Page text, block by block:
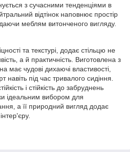
з сучасними тенденціями в
відтінок наповнює простір
меблям витонченого вигляду.
та текстурі, додає стільцю не
а й практичність. Виготовлена з
має чудові дихаючі властивості,
під час тривалого сидіння.
і стійкість до забруднень
ідеальним вибором для
а її природний вигляд додає